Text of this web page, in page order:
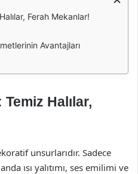
Ferah Mekanlar!
Avantajları
Temiz Halılar,
unsurlarıdır. Sadece
ısı yalıtımı, ses emilimi ve